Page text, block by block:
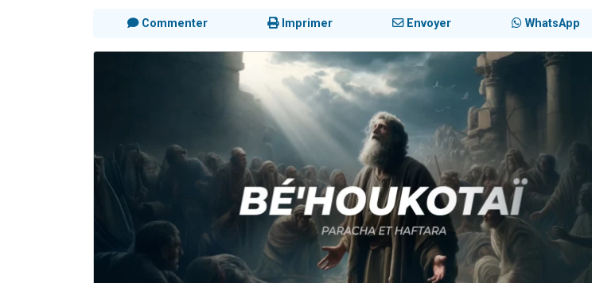
Commenter Imprimer Envoyer WhatsApp